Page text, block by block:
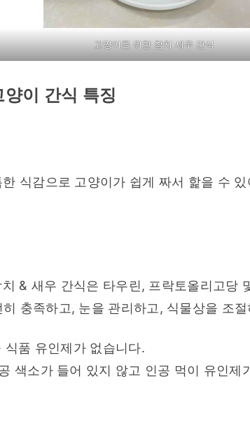
고양이를 위한 참치 새우 간식
이 간식 특징
식감으로 고양이가 쉽게 짜서 핥을 수
& 새우 간식은 타우린, 프락토올리고당
충족하고, 눈을 관리하고, 식물상을 조
품 유인제가 없습니다.
색소가 들어 있지 않고 인공 먹이 유인제